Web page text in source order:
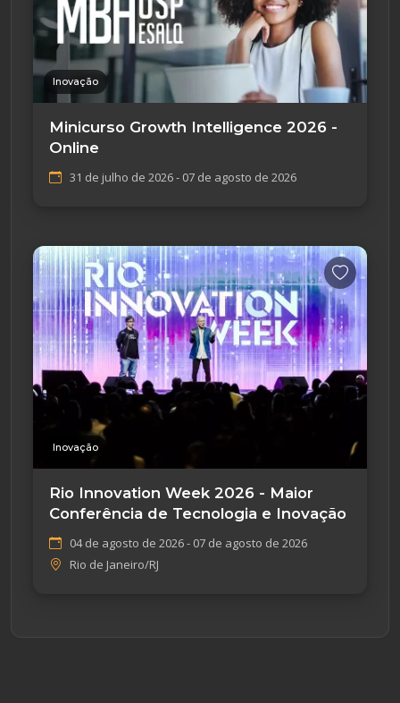
Inovação
Minicurso Growth Intelligence 2026 -
Online
31 de julho de 2026 - 07 de agosto de 2026
Inovação
Rio Innovation Week 2026 - Maior
Conferência de Tecnologia e Inovação
04 de agosto de 2026 - 07 de agosto de 2026
Rio de Janeiro/RJ